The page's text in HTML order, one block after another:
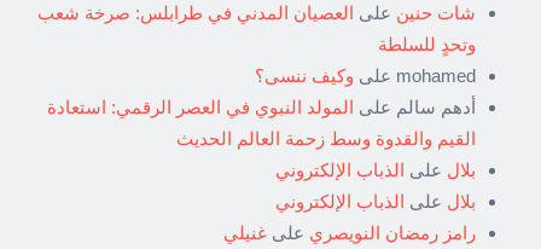
شات حنين على العصيان المدني في طرابلس: صرخة شعب
وتحدٍ للسلطة
mohamed على وكيف ننسى؟
أدهم سالم على المولد النبوي في العصر الرقمي: استعادة
القيم والقدوة وسط زحمة العالم الحديث
بلال على الذباب الإلكتروني
بلال على الذباب الإلكتروني
رامز رمضان النويصري على غنيلي